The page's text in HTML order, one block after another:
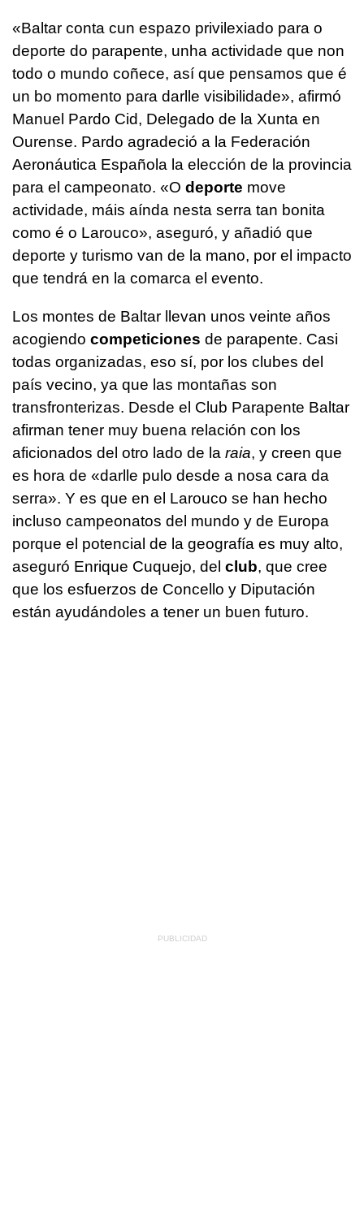
«Baltar conta cun espazo privilexiado para o
deporte do parapente, unha actividade que non
todo o mundo coñece, así que pensamos que é
un bo momento para darlle visibilidade», afirmó
Manuel Pardo Cid, Delegado de la Xunta en
Ourense. Pardo agradeció a la Federación
Aeronáutica Española la elección de la provincia
para el campeonato. «O deporte move
actividade, máis aínda nesta serra tan bonita
como é o Larouco», aseguró, y añadió que
deporte y turismo van de la mano, por el impacto
que tendrá en la comarca el evento.
Los montes de Baltar llevan unos veinte años
acogiendo competiciones de parapente. Casi
todas organizadas, eso sí, por los clubes del
país vecino, ya que las montañas son
transfronterizas. Desde el Club Parapente Baltar
afirman tener muy buena relación con los
aficionados del otro lado de la raia, y creen que
es hora de «darlle pulo desde a nosa cara da
serra». Y es que en el Larouco se han hecho
incluso campeonatos del mundo y de Europa
porque el potencial de la geografía es muy alto,
aseguró Enrique Cuquejo, del club, que cree
que los esfuerzos de Concello y Diputación
están ayudándoles a tener un buen futuro.